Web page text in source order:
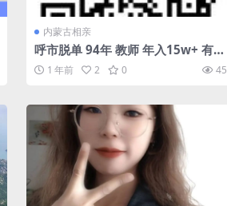
内蒙古相亲
呼市脱单 94年 教师 年入15w+ 有房
有车 优质单身男士征婚
1 年前 2 0 45